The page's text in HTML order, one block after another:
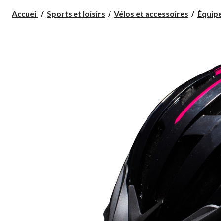
Accueil Sports et loisirs Vélos et accessoires